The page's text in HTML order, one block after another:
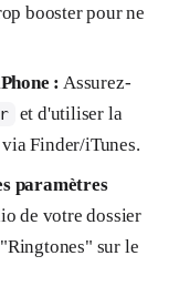
booster pour ne
: Assurez-
et d'utiliser la
Finder/iTunes.
paramètres
de votre dossier
sur le